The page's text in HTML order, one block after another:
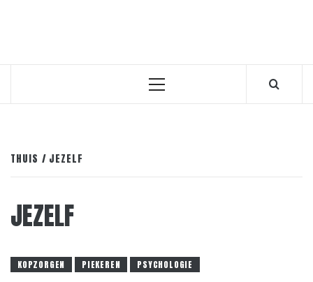
Primair
THUIS JEZELF
JEZELF
KOPZORGEN PIEKEREN PSYCHOLOGIE